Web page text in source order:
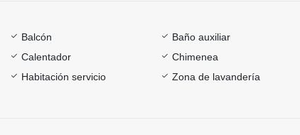
Balcón
Baño auxiliar
Calentador
Chimenea
Habitación servicio
Zona de lavandería